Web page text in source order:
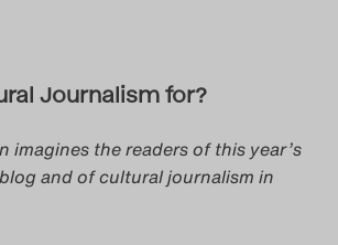
Journalism for?
imagines the readers of this year’s
and of cultural journalism in